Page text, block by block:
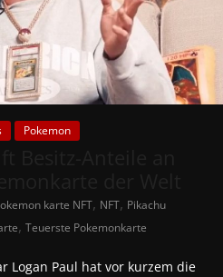
Pokemon
karte NFT, NFT, Pikachu
, Teuerste Pokemonkarte
Logan Paul hat vor kurzem die